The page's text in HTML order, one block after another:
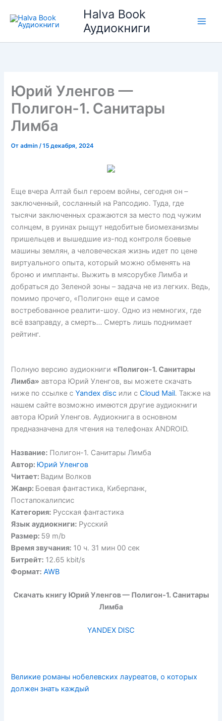
содержимому
Halva Book
Аудиокниги
Юрий Уленгов —
Полигон-1. Санитары
Лимба
Отadmin/15 декабря, 2024
Еще вчера Алтай был героем войны, сегодня он –
заключенный, сосланный на Рапсодию. Туда, где
тысячи заключенных сражаются за место под чужим
солнцем, в руинах рыщут недобитые биомеханизмы
пришельцев и вышедшие из-под контроля боевые
машины землян, а человеческая жизнь идет по цене
виртуального опыта, который можно обменять на
броню и импланты. Выжить в мясорубке Лимба и
добраться до Зеленой зоны – задача не из легких. Ведь,
помимо прочего, «Полигон» еще и самое
востребованное реалити-шоу. Одно из немногих, где
всё взаправду, а смерть… Смерть лишь поднимает
рейтинг.
Полную версию аудиокниги «Полигон-1. Санитары
Лимба» автора Юрий Уленгов, вы можете скачать
ниже по ссылке сYandex disc или сCloud Mail. Также на
нашем сайте возможно имеются другие аудиокниги
автора Юрий Уленгов. Аудиокнига в основном
предназначена для чтения на телефонах ANDROID.
Название: Полигон-1. Санитары Лимба
Автор: Юрий Уленгов
Читает: Вадим Волков
Жанр: Боевая фантастика, Киберпанк,
Постапокалипсис
Категория: Русская фантастика
Язык аудиокниги: Русский
Размер: 59 m/b
Время звучания: 10 ч. 31 мин 00 сек
Битрейт: 12.65 kbit/s
Формат: AWB
Скачать книгу Юрий Уленгов — Полигон-1. Санитары
Лимба
YANDEX DISC
Великие романы нобелевских лауреатов, о которых
должен знать каждый